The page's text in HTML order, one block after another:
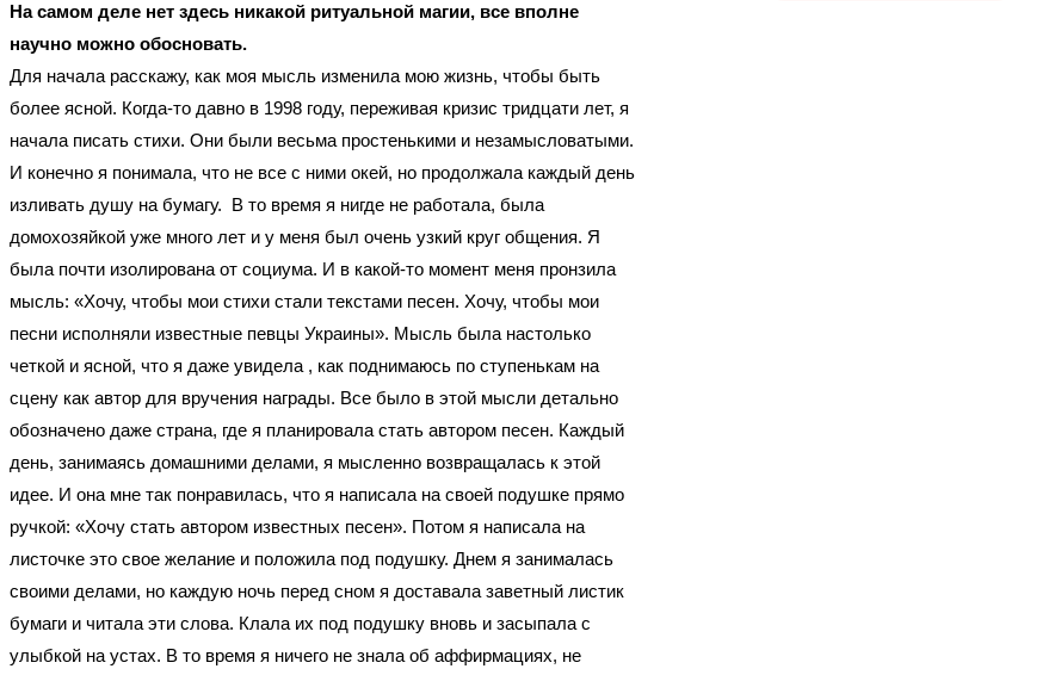
На самом деле нет здесь никакой ритуальной магии, все вполне
научно можно обосновать.
Для начала расскажу, как моя мысль изменила мою жизнь, чтобы быть
более ясной. Когда-то давно в 1998 году, переживая кризис тридцати лет, я
начала писать стихи. Они были весьма простенькими и незамысловатыми.
И конечно я понимала, что не все с ними окей, но продолжала каждый день
изливать душу на бумагу. В то время я нигде не работала, была
домохозяйкой уже много лет и у меня был очень узкий круг общения. Я
была почти изолирована от социума. И в какой-то момент меня пронзила
мысль: «Хочу, чтобы мои стихи стали текстами песен. Хочу, чтобы мои
песни исполняли известные певцы Украины». Мысль была настолько
четкой и ясной, что я даже увидела , как поднимаюсь по ступенькам на
сцену как автор для вручения награды. Все было в этой мысли детально
обозначено даже страна, где я планировала стать автором песен. Каждый
день, занимаясь домашними делами, я мысленно возвращалась к этой
идее. И она мне так понравилась, что я написала на своей подушке прямо
ручкой: «Хочу стать автором известных песен». Потом я написала на
листочке это свое желание и положила под подушку. Днем я занималась
своими делами, но каждую ночь перед сном я доставала заветный листик
бумаги и читала эти слова. Клала их под подушку вновь и засыпала с
улыбкой на устах. В то время я ничего не знала об аффирмациях, не